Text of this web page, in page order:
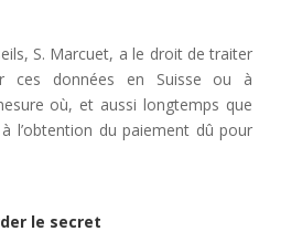
S. Marcuet, a le droit de traiter
ces données en Suisse ou à
où, et aussi longtemps que
l’obtention du paiement dû pour
le secret